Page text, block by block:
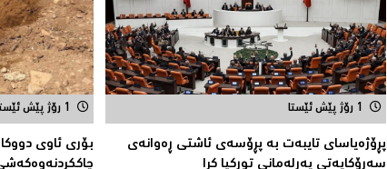
1 رۆژ پێش ئێستا
پڕۆژەیاسای تایبەت بە پڕۆسەی ئاشتی ڕەوانەی
سەرۆكایەتی پەڕلەمانی توركیا كرا
1 رۆژ پێش ئێستا
بۆری ئاوی